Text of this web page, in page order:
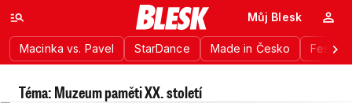
Macinka vs. Pavel StarDance Made in Česko
Můj Blesk
Téma: Muzeum paměti XX. století